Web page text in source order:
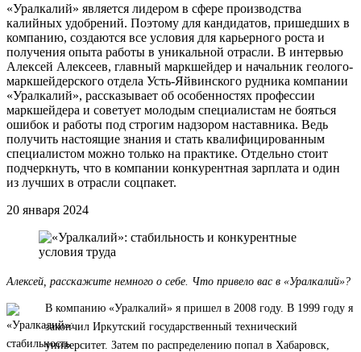
«Уралкалий» является лидером в сфере производства
калийных удобрений. Поэтому для кандидатов, пришедших в
компанию, создаются все условия для карьерного роста и
получения опыта работы в уникальной отрасли. В интервью
Алексей Алексеев, главный маркшейдер и начальник геолого-
маркшейдерского отдела Усть-Яйвинского рудника компании
«Уралкалий», рассказывает об особенностях профессии
маркшейдера и советует молодым специалистам не бояться
ошибок и работы под строгим надзором наставника. Ведь
получить настоящие знания и стать квалифицированным
специалистом можно только на практике. Отдельно стоит
подчеркнуть, что в компании конкурентная зарплата и один
из лучших в отрасли соцпакет.
20 января 2024
Алексей, расскажите немного о себе. Что привело вас в «Уралкалий»?
В компанию «Уралкалий» я пришел в 2008 году. В 1999 году я
закончил Иркутский государственный технический
университет. Затем по распределению попал в Хабаровск,